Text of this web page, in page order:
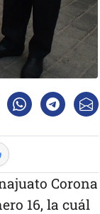
Corona
16, la cuál